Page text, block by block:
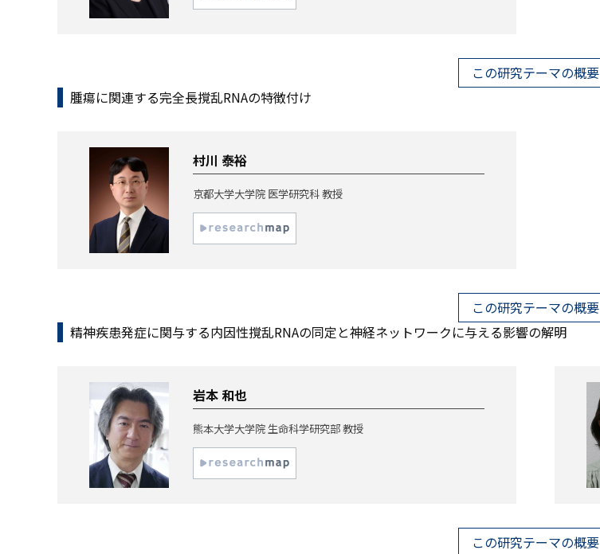
この研究テーマの概要
腫瘍に関連する完全長撹乱RNAの特徴付け
村川 泰裕
京都大学大学院 医学研究科 教授
この研究テーマの概要
精神疾患発症に関与する内因性撹乱RNAの同定と神経ネットワークに与える影響の解明
岩本 和也
熊本大学大学院 生命科学研究部 教授
この研究テーマの概要